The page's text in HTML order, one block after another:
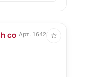
со Арт. 16428.60
☆